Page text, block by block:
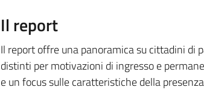
Introduzione
Il report
Il report offre una panoramica su cittadini di
distinti per motivazioni di ingresso e
e un focus sulle caratteristiche della